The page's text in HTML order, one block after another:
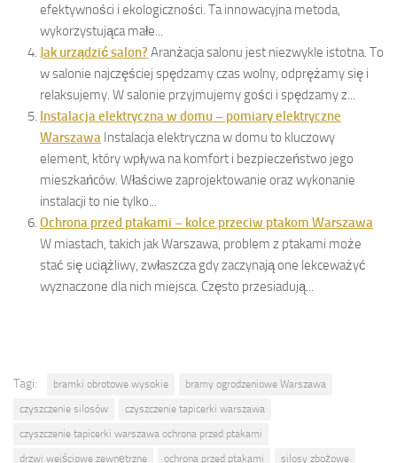
efektywności i ekologiczności. Ta innowacyjna metoda,
wykorzystująca małe...
Jak urządzić salon? Aranżacja salonu jest niezwykle istotna. To
w salonie najczęściej spędzamy czas wolny, odprężamy się i
relaksujemy. W salonie przyjmujemy gości i spędzamy z...
Instalacja elektryczna w domu – pomiary elektryczne
Warszawa Instalacja elektryczna w domu to kluczowy
element, który wpływa na komfort i bezpieczeństwo jego
mieszkańców. Właściwe zaprojektowanie oraz wykonanie
instalacji to nie tylko...
Ochrona przed ptakami – kolce przeciw ptakom Warszawa
W miastach, takich jak Warszawa, problem z ptakami może
stać się uciążliwy, zwłaszcza gdy zaczynają one lekceważyć
wyznaczone dla nich miejsca. Często przesiadują...
Tagi: bramki obrotowe wysokie
bramy ogrodzeniowe Warszawa
czyszczenie silosów
czyszczenie tapicerki warszawa
czyszczenie tapicerki warszawa ochrona przed ptakami
drzwi wejściowe zewnętrzne
ochrona przed ptakami silosy zbożowe